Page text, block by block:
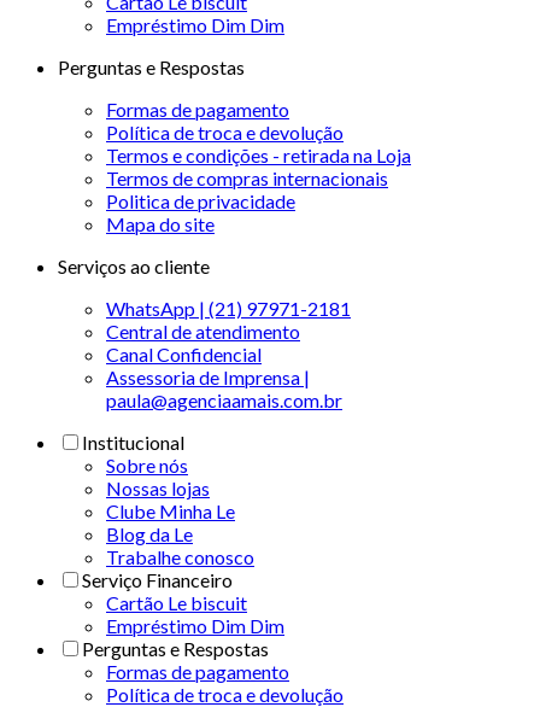
Empréstimo Dim Dim
Perguntas e Respostas
Formas de pagamento
Política de troca e devolução
Termos e condições - retirada na Loja
Termos de compras internacionais
Politica de privacidade
Mapa do site
Serviços ao cliente
WhatsApp | (21) 97971-2181
Central de atendimento
Canal Confidencial
Assessoria de Imprensa |
paula@agenciaamais.com.br
Institucional
Sobre nós
Nossas lojas
Clube Minha Le
Blog da Le
Trabalhe conosco
Serviço Financeiro
Cartão Le biscuit
Empréstimo Dim Dim
Perguntas e Respostas
Formas de pagamento
Política de troca e devolução